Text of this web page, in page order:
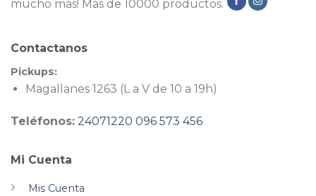
mucho más! Más de 10000 productos.
Mi Cuenta
Mis Cuenta
Contactanos
Pickups:
Magallanes 1263 (L a V de 10 a 19h)
Teléfonos: 24071220 096 573 456